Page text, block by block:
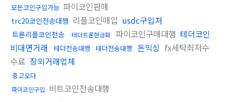
모든코인구입가능 파이코인판매
trc20코인전송대행 리플코인매입 usdc구입처
트론리플코인전송 테더트론현금화 파이코인구매대행 테더코인
비대면거래
테더전송대행 테더전송대행 돈믹싱 fx세탁최저수
수료 장외거래업체
중고오다
파이코인구입 비트코인전송대행